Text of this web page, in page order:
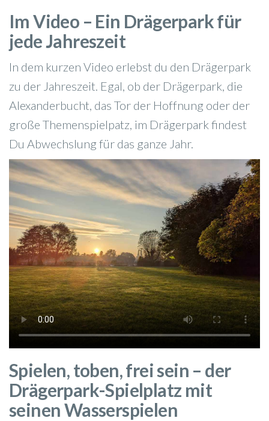
Im Video – Ein Drägerpark für
jede Jahreszeit
In dem kurzen Video erlebst du den Drägerpark
zu der Jahreszeit. Egal, ob der Drägerpark, die
Alexanderbucht, das Tor der Hoffnung oder der
große Themenspielpatz, im Drägerpark findest
Du Abwechslung für das ganze Jahr.
Spielen, toben, frei sein – der
Drägerpark-Spielplatz mit
seinen Wasserspielen